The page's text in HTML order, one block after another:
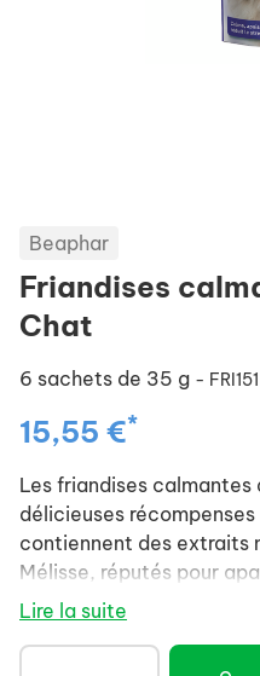
Beaphar
Friandises
Chat
6 sachets de 35 g - FRI151
15,55 €*
Les friandises calmantes
délicieuses
contiennent des extraits
Mélisse, réputés pour
comportementaux des
Lire la suite